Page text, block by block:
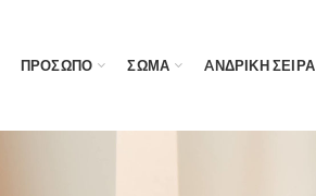
ΠΡΟΣΩΠΟ ΣΩΜΑ AΝΔΡΙΚΗ ΣΕΙΡΑ